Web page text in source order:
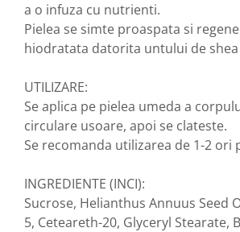
Nature Tech (11 produse)
Ommia Skincare & Mothercare (9
Produse)
Organic Terra (2 produse)
Papoutsanis SA (37 produse)
Pawxie (12 produse)
Pikdare - Pic Solutions (22
ProdNat (6 produse)
ProPhyto - ProVet SA (6 produse)
a o infuza cu nutrienti.
Pielea se simte proaspata si
hiodratata datorita untului de
UTILIZARE:
Se aplica pe pielea umeda a
circulare usoare, apoi se clateste.
Se recomanda utilizarea de 1-2 ori
INGREDIENTE (INCI):
Sucrose, Helianthus Annuus Seed
5, Ceteareth-20, Glyceryl Stearate,